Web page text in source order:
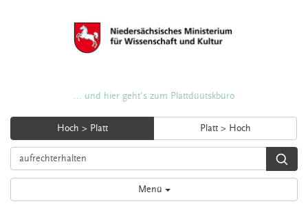
... und hier geht's zum Plattdüütskbüro
Hoch > Platt Platt > Hoch
Menü